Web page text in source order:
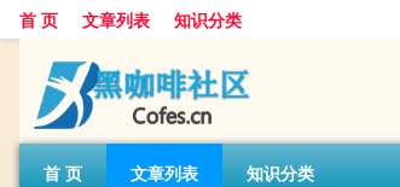
首 页 文章列表 知识分类
首 页 文章列表 知识分类